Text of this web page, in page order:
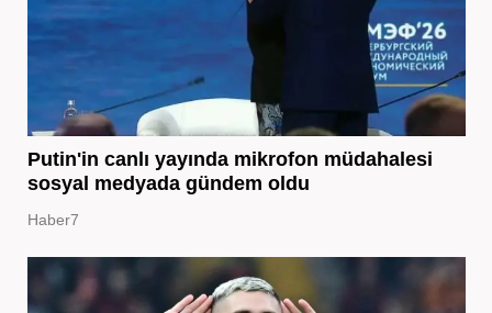
Putin'in canlı yayında mikrofon müdahalesi
sosyal medyada gündem oldu
Haber7